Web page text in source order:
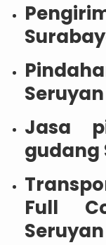
Seruyan
Jasa
gudang
Full
Seruyan